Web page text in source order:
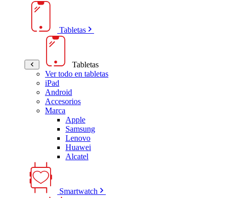
Tabletas
Tabletas
Ver todo en tabletas
iPad
Android
Accesorios
Marca
Apple
Samsung
Lenovo
Huawei
Alcatel
Smartwatch